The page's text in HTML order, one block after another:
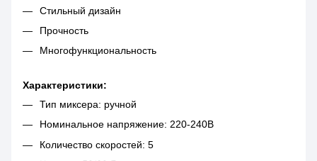
Стильный дизайн
Прочность
Многофункциональность
Характеристики:
Тип миксера: ручной
Номинальное напряжение: 220-240В
Количество скоростей: 5